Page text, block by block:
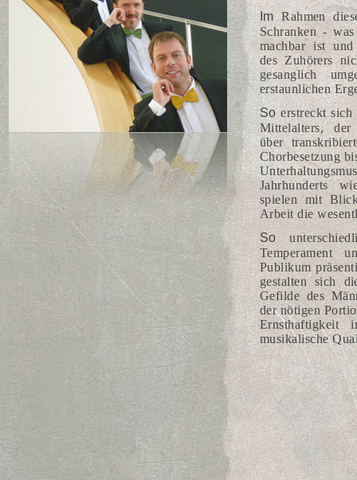
ImRahmen
Schranken -
machbar ist und
des Zuhörers
gesanglich
erstaunlichen
Soerstreckt sich
Mittelalters, der
über
Chorbesetzung
Jahrhunderts
spielen mit
Arbeit die
So
Temperament
Publikum
gestalten sich
Gefilde des
der nötigen
Ernsthaftigkeit
musikalische